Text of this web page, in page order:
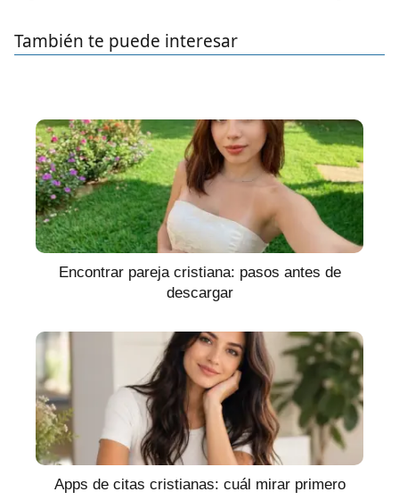
También te puede interesar
Encontrar pareja cristiana: pasos antes de
descargar
Apps de citas cristianas: cuál mirar primero